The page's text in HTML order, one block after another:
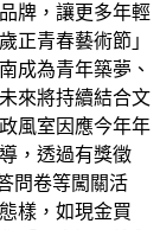
牌，讓更多年輕
正青春藝術節」
成為青年築夢、
來將持續結合文
風室因應今年年
，透過有獎徵
問卷等闖關活
樣，如現金買